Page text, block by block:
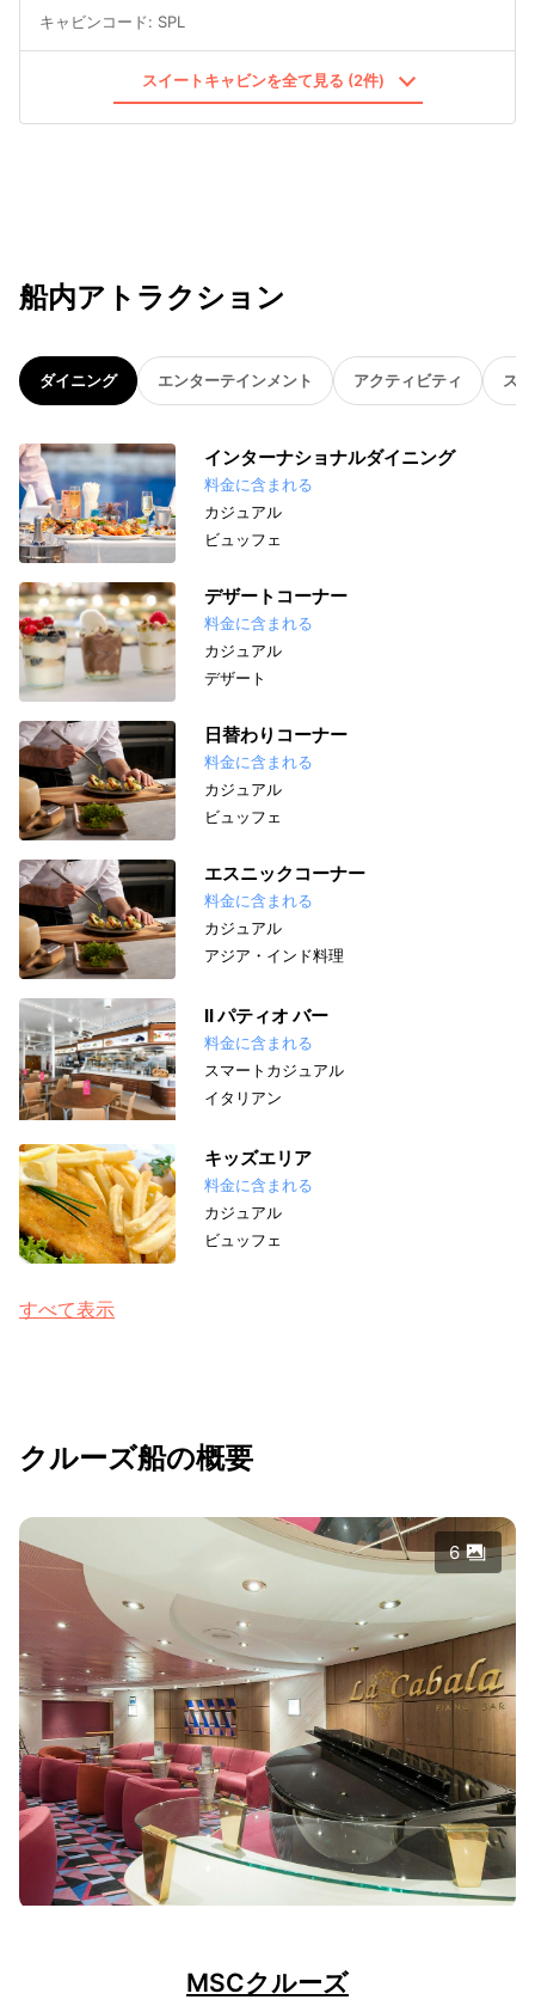
キャビンコード: SPL
スイートキャビンを全て見る (2件)
船内アトラクション
ダイニング エンターテインメント アクティビティ ス
インターナショナルダイニング
料金に含まれる
カジュアル
ビュッフェ
デザートコーナー
料金に含まれる
カジュアル
デザート
日替わりコーナー
料金に含まれる
カジュアル
ビュッフェ
エスニックコーナー
料金に含まれる
カジュアル
アジア・インド料理
II パティオ バー
料金に含まれる
スマートカジュアル
イタリアン
キッズエリア
料金に含まれる
カジュアル
ビュッフェ
すべて表示
クルーズ船の概要
6
MSCクルーズ